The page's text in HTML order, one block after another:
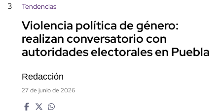
3 Tendencias
Violencia política de género:
realizan conversatorio con
autoridades electorales en Puebla
Redacción
27 de junio de 2026